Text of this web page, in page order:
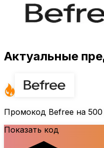
Актуальные
Промокод Befree на
Показать код